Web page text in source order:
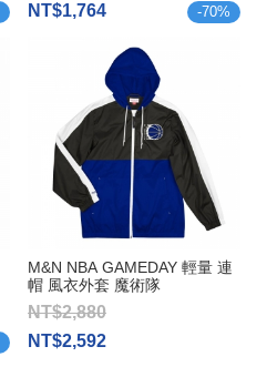
NT$1,764
-70%
M&N NBA GAMEDAY 輕量 連
帽 風衣外套 魔術隊
NT$2,880
NT$2,592